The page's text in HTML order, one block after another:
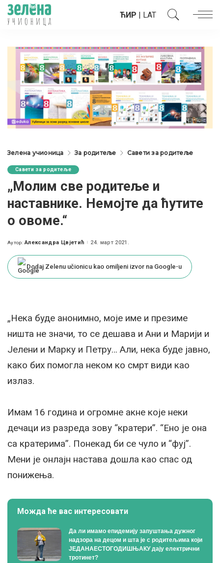
ЋИР | LAT
Зелена учионица За родитеље Савети за родитеље
Савети за родитеље
„Молим све родитеље и
наставнике. Немојте да ћутите
о овоме.“
Posted
Аутор: Александра Цвјетић 24. март 2021.
Dodaj Zelenu učionicu kao omiljeni izvor na Google-u
„Нека буде анонимно, моје име и презиме
ништа не значи, то се дешава и Ани и Марији и
Јелени и Марку и Петру… Али, нека буде јавно,
како бих помогла неком ко смрт види као
излаз.
Имам 16 година и огромне акне које неки
дечаци из разреда зову “кратери”. “Ено је она
са кратерима”. Понекад би се чуло и “фуј”.
Мени је онлајн настава дошла као спас од
понижења.
Можда ће вас интересовати
Да ли имамо епидемију запуштања дужног
надзора на децом и шта је с родитељима који
ЈЕДАНАЕСТОГОДИШЊАКУ дају електрични
тротинет?